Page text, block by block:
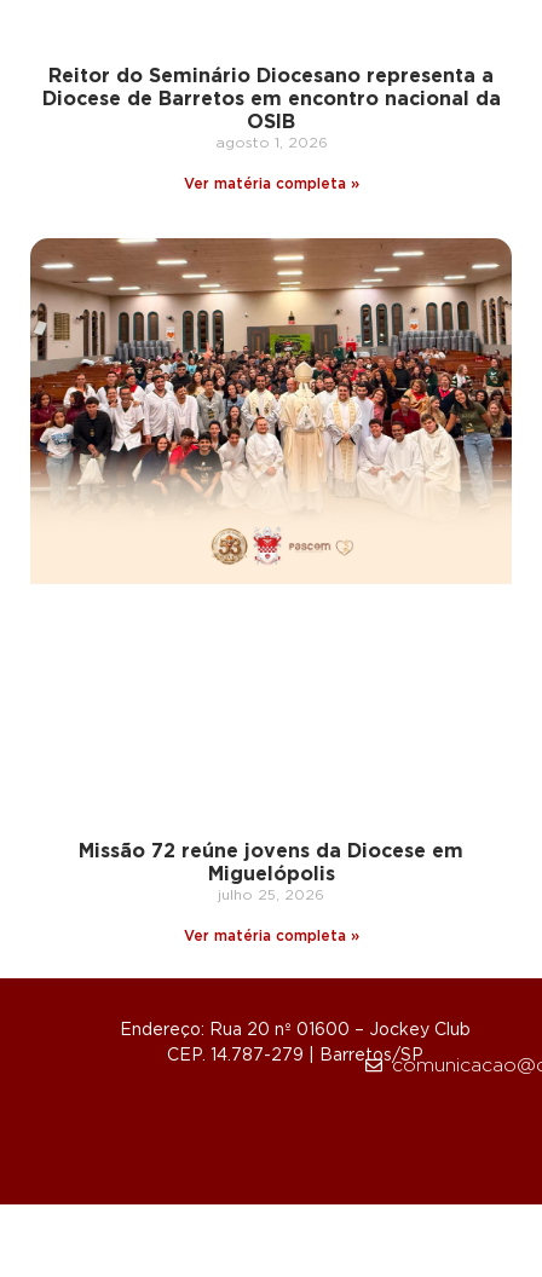
Reitor do Seminário Diocesano representa a
Diocese de Barretos em encontro nacional da
OSIB
agosto 1, 2026
Ver matéria completa »
Missão 72 reúne jovens da Diocese em
Miguelópolis
julho 25, 2026
Ver matéria completa »
Endereço: Rua 20 nº 01600 – Jockey Club
CEP. 14.787-279 | Barretos/SP